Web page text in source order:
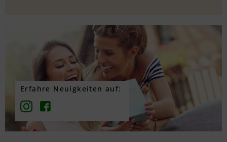
Erfahre Neuigkeiten auf: